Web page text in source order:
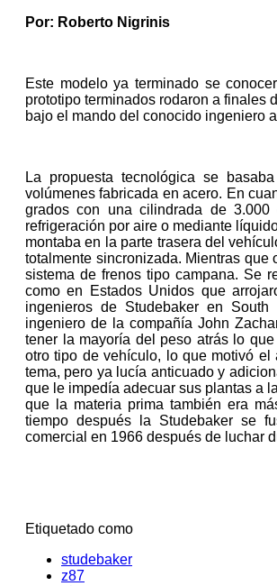
Por: Roberto Nigrinis
Este modelo ya terminado se
prototipo terminados rodaron a finales
bajo el mando del conocido ingeniero
La propuesta tecnológica se
volúmenes fabricada en acero. En
grados con una cilindrada de
refrigeración por aire o mediante
montaba en la parte trasera del
totalmente sincronizada. Mientras
sistema de frenos tipo campana. Se
como en Estados Unidos que
ingenieros de Studebaker en
ingeniero de la compañía John
tener la mayoría del peso atrás lo
otro tipo de vehículo, lo que motivó el
tema, pero ya lucía anticuado y
que le impedía adecuar sus plantas a
que la materia prima también era
tiempo después la Studebaker se
comercial en 1966 después de luchar
Etiquetado como
studebaker
z87